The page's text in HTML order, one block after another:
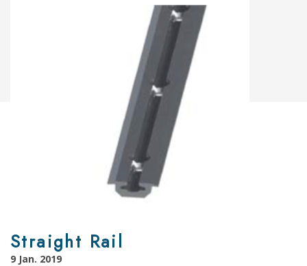
Straight Rail
9 Jan. 2019